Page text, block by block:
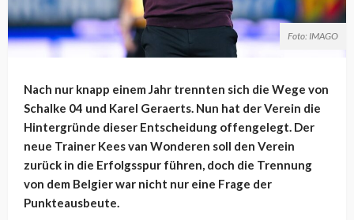
Foto: IMAGO
Nach nur knapp einem Jahr trennten sich die Wege von
Schalke 04 und Karel Geraerts. Nun hat der Verein die
Hintergründe dieser Entscheidung offengelegt. Der
neue Trainer Kees van Wonderen soll den Verein
zurück in die Erfolgsspur führen, doch die Trennung
von dem Belgier war nicht nur eine Frage der
Punkteausbeute.